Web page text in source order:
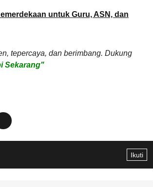
untuk Guru, ASN, dan
tepercaya, dan berimbang. Dukung
Sekarang"
Ikuti